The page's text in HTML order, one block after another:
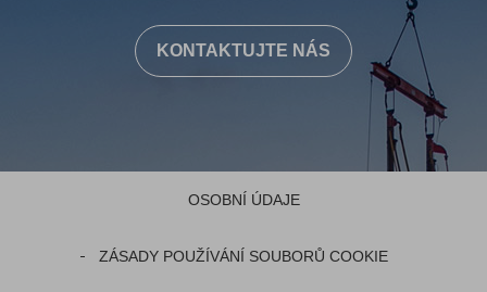
KONTAKTUJTE NÁS
OSOBNÍ ÚDAJE
ZÁSADY POUŽÍVÁNÍ SOUBORŮ COOKIE